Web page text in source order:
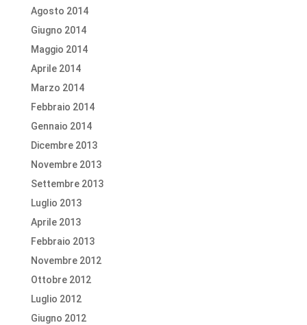
Agosto 2014
Giugno 2014
Maggio 2014
Aprile 2014
Marzo 2014
Febbraio 2014
Gennaio 2014
Dicembre 2013
Novembre 2013
Settembre 2013
Luglio 2013
Aprile 2013
Febbraio 2013
Novembre 2012
Ottobre 2012
Luglio 2012
Giugno 2012